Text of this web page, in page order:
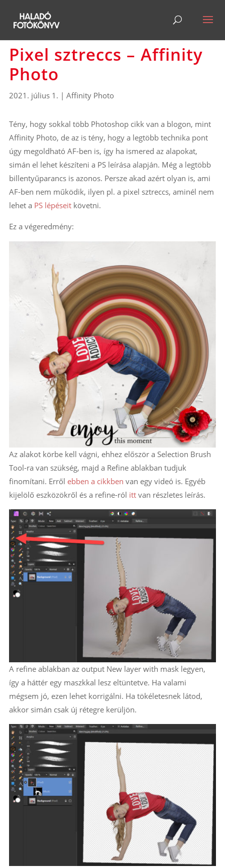
Pixel sztreccs – Affinity
Photo
2021. július 1. | Affinity Photo
Tény, hogy sokkal több Photoshop cikk van a blogon, mint
Affinity Photo, de az is tény, hogy a legtöbb technika pont
úgy megoldható AF-ben is, így ha ismered az alapokat,
simán el lehet készíteni a PS leírása alapján. Még a legtöbb
billentyűparancs is azonos. Persze akad azért olyan is, ami
AF-ben nem működik, ilyen pl. a pixel sztreccs, aminél nem
lehet a PS lépéseitkövetni.
Ez a végeredmény:
Az alakot körbe kell vágni, ehhez először a Selection Brush
Tool-ra van szükség, majd a Refine ablakban tudjuk
finomítani. Erről ebben a cikkben van egy videó is. Egyéb
kijelölő eszközökről és a refine-ról itt van részletes leírás.
A refine ablakban az output New layer with mask legyen,
így a háttér egy maszkkal lesz eltüntetve. Ha valami
mégsem jó, ezen lehet korrigálni. Ha tökéletesnek látod,
akkor simán csak új rétegre kerüljön.